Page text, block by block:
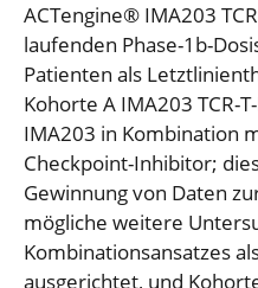
ACTengine® IMA203
laufenden Phase-1b-
Patienten als
Kohorte A IMA203 TCR-
IMA203 in Kombination
Checkpoint-Inhibitor;
Gewinnung von Daten
mögliche weitere
Kombinationsansatzes
ausgerichtet, und